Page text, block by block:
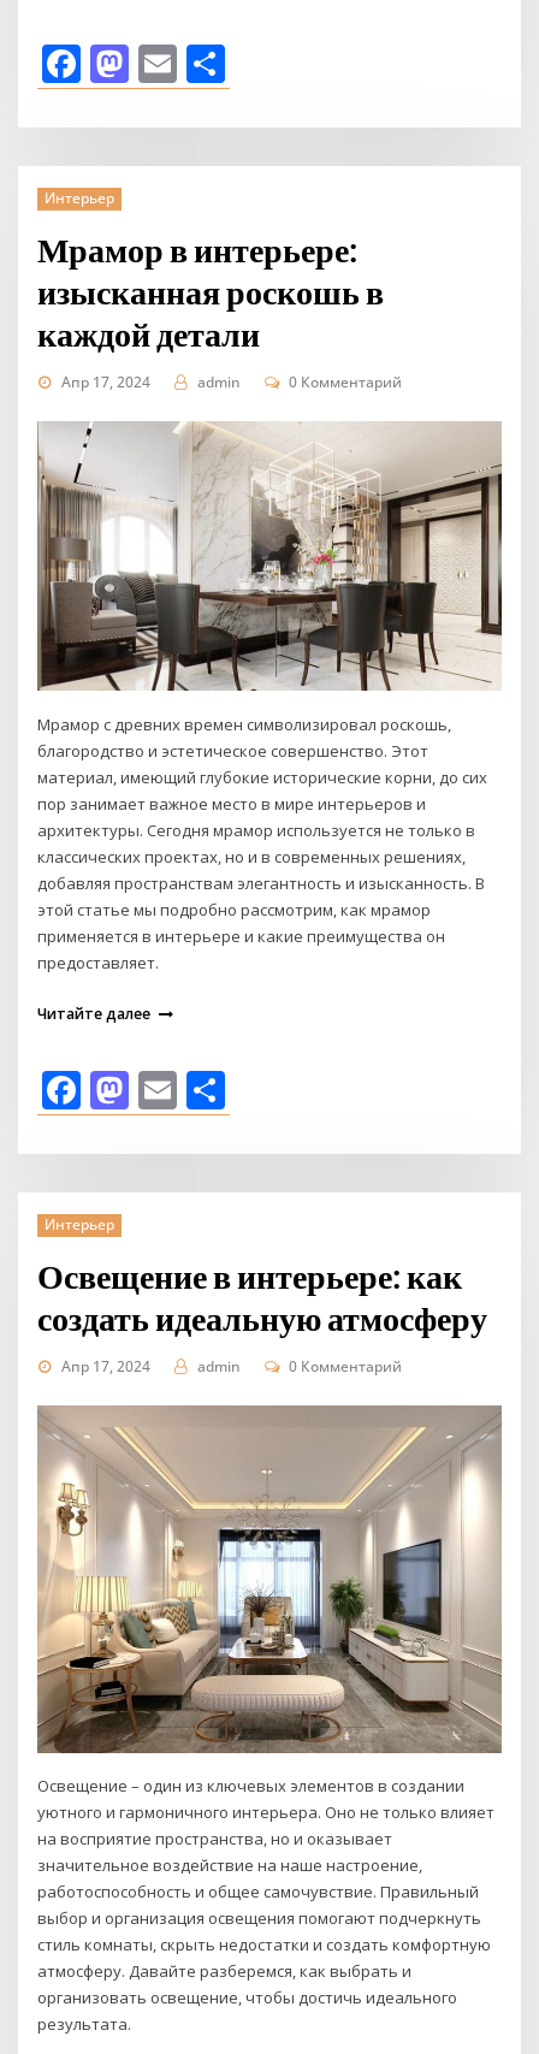
Facebook
Mastodon
Email
Интерьер
Мрамор в интерьере:
изысканная роскошь в
каждой детали
Апр 17, 2024 admin 0 Комментарий
Мрамор с древних времен символизировал роскошь,
благородство и эстетическое совершенство. Этот
материал, имеющий глубокие исторические корни, до сих
пор занимает важное место в мире интерьеров и
архитектуры. Сегодня мрамор используется не только в
классических проектах, но и в современных решениях,
добавляя пространствам элегантность и изысканность. В
этой статье мы подробно рассмотрим, как мрамор
применяется в интерьере и какие преимущества он
предоставляет.
Читайте далее
Facebook
Mastodon
Email
Интерьер
Освещение в интерьере: как
создать идеальную атмосферу
Апр 17, 2024 admin 0 Комментарий
Освещение – один из ключевых элементов в создании
уютного и гармоничного интерьера. Оно не только влияет
на восприятие пространства, но и оказывает
значительное воздействие на наше настроение,
работоспособность и общее самочувствие. Правильный
выбор и организация освещения помогают подчеркнуть
стиль комнаты, скрыть недостатки и создать комфортную
атмосферу. Давайте разберемся, как выбрать и
организовать освещение, чтобы достичь идеального
результата.